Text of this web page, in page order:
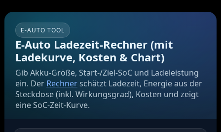
E-AUTO TOOL
E-Auto Ladezeit-Rechner (mit
Ladekurve, Kosten & Chart)
Gib Akku-Größe, Start-/Ziel-SoC und Ladeleistung
ein. Der Rechnerschätzt Ladezeit, Energie aus der
Steckdose (inkl. Wirkungsgrad), Kosten und zeigt
eine SoC-Zeit-Kurve.